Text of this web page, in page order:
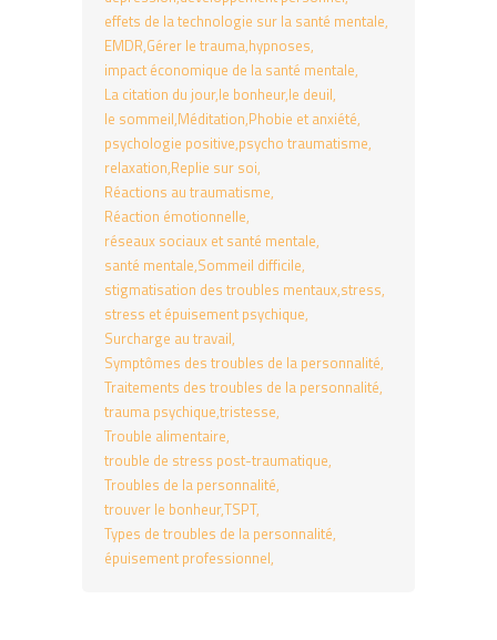
effets de la technologie sur la santé mentale
EMDR Gérer le trauma hypnoses
impact économique de la santé mentale
La citation du jour le bonheur le deuil
le sommeil Méditation Phobie et anxiété
psychologie positive psycho traumatisme
relaxation Replie sur soi
Réactions au traumatisme
Réaction émotionnelle
réseaux sociaux et santé mentale
santé mentale Sommeil difficile
stigmatisation des troubles mentaux stress
stress et épuisement psychique
Surcharge au travail
Symptômes des troubles de la personnalité
Traitements des troubles de la personnalité
trauma psychique tristesse
Trouble alimentaire
trouble de stress post-traumatique
Troubles de la personnalité
trouver le bonheurTSPT
Types de troubles de la personnalité
épuisement professionnel